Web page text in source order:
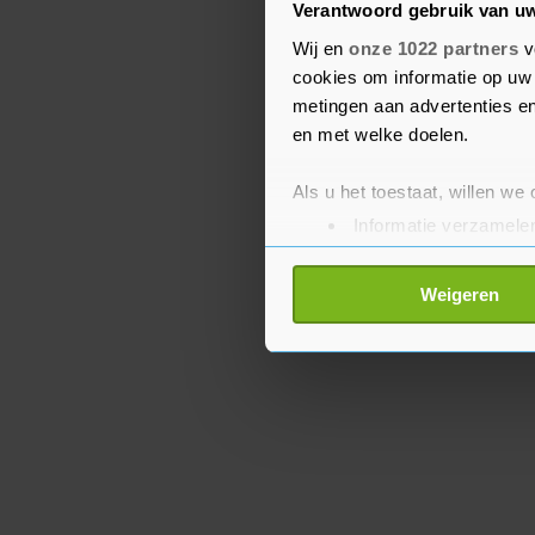
Verantwoord gebruik van
Wij en onze 1022 partners
cookies om informatie op
metingen aan advertenties
en met welke doelen.
Als u het toestaat, willen we
Informatie
Uw apparaat
Lees meer over hoe uw
toestemming op elk moment
Weigeren
belastingen over te
gevallen geldt
iemand over vermogen
een structurele